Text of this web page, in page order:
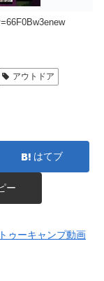
アウトドア
はてブ
ー
ゥーキャンプ動画